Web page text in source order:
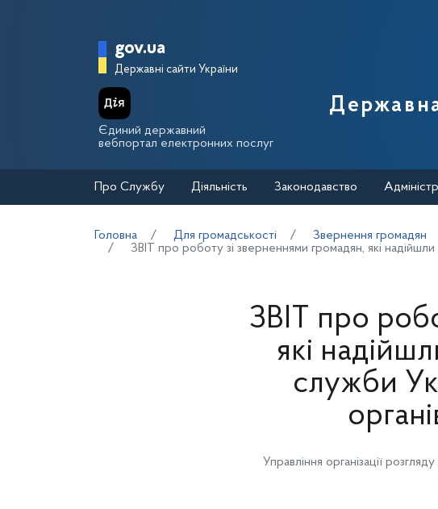
Головна сторінка Державної
gov.ua
Державні сайти України
Єдиний державний
вебпортал електронних послуг
Про Службу Діяльність Законодавство
Головна Для громадськості Звернення громадян
ЗВІТ про роботу зі зверненнями громадян, які
ЗВІТ про
які
служби
Управління організації